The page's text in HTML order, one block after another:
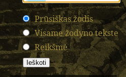
Prūsiškas žodis
Visame žodyno tekste
Reikšmė